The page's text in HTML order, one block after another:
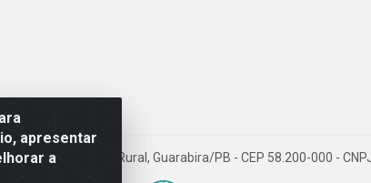
apresentar
a
KM 2, S/N - Zona Rural, Guarabira/PB - CEP 58.200-000 -